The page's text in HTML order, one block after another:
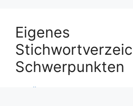
Eigenes
Schwerpunkten